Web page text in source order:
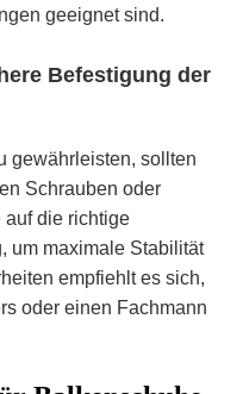
geeignet sind.
Befestigung der
gewährleisten, sollten
Schrauben oder
auf die richtige
um maximale Stabilität
empfiehlt es sich,
oder einen Fachmann